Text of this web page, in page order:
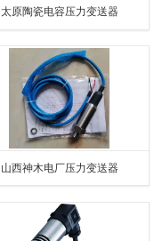
太原陶瓷电容压力变送器
山西神木电厂压力变送器